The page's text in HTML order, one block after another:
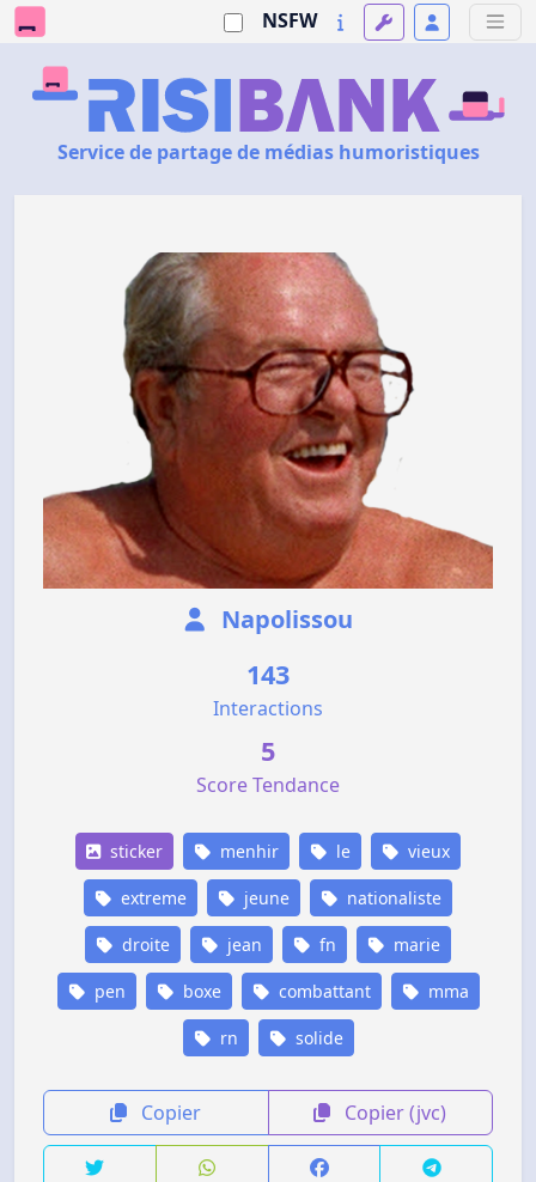
NSFW
Service de partage de médias humoristiques
Napolissou
143
Interactions
5
Score Tendance
sticker menhir le vieux
extreme jeune nationaliste
droite jean fn marie
pen boxe combattant mma
rn solide
Copier Copier (jvc)